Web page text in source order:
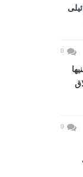
0
0